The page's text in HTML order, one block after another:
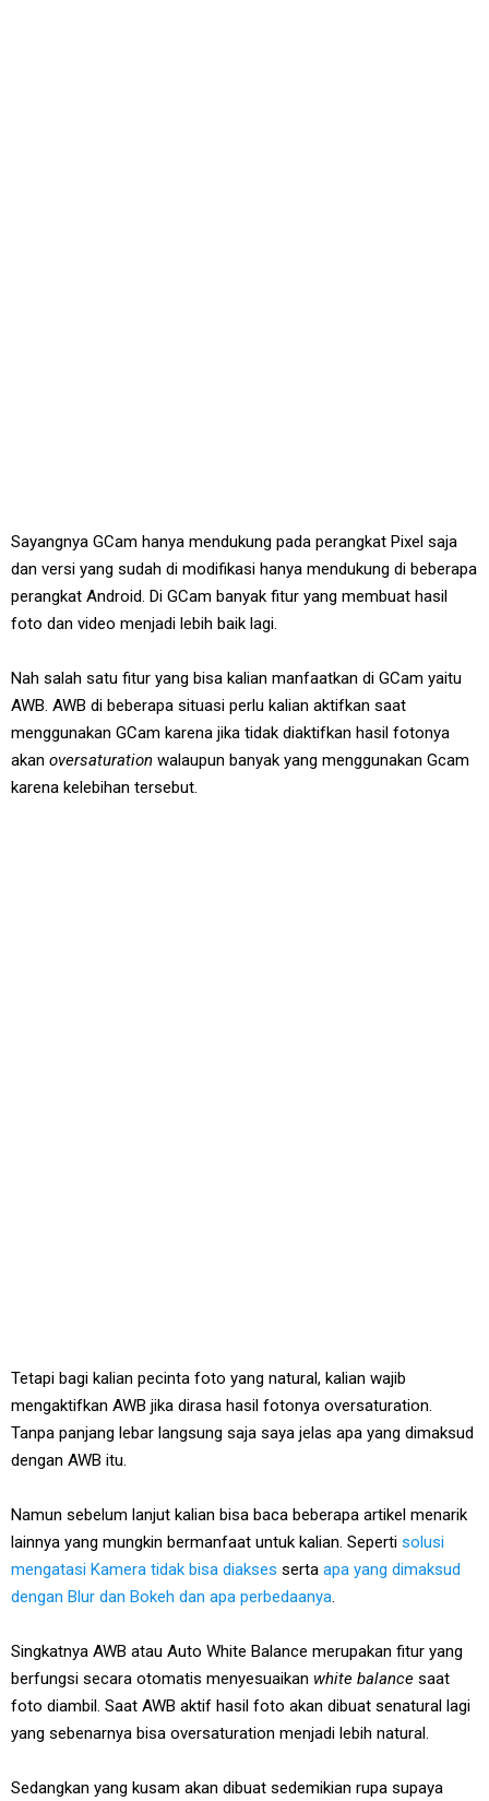
Sayangnya GCam hanya mendukung pada perangkat Pixel saja
dan versi yang sudah di modifikasi hanya mendukung di beberapa
perangkat Android. Di GCam banyak fitur yang membuat hasil
foto dan video menjadi lebih baik lagi.
Nah salah satu fitur yang bisa kalian manfaatkan di GCam yaitu
AWB. AWB di beberapa situasi perlu kalian aktifkan saat
menggunakan GCam karena jika tidak diaktifkan hasil fotonya
akan oversaturation walaupun banyak yang menggunakan Gcam
karena kelebihan tersebut.
Tetapi bagi kalian pecinta foto yang natural, kalian wajib
mengaktifkan AWB jika dirasa hasil fotonya oversaturation.
Tanpa panjang lebar langsung saja saya jelas apa yang dimaksud
dengan AWB itu.
Namun sebelum lanjut kalian bisa baca beberapa artikel menarik
lainnya yang mungkin bermanfaat untuk kalian. Seperti solusi
mengatasi Kamera tidak bisa diakses serta apa yang dimaksud
dengan Blur dan Bokeh dan apa perbedaanya.
Singkatnya AWB atau Auto White Balance merupakan fitur yang
berfungsi secara otomatis menyesuaikan white balance saat
foto diambil. Saat AWB aktif hasil foto akan dibuat senatural lagi
yang sebenarnya bisa oversaturation menjadi lebih natural.
Sedangkan yang kusam akan dibuat sedemikian rupa supaya